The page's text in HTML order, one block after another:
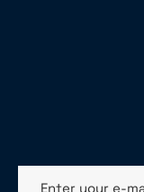
Enter your e-